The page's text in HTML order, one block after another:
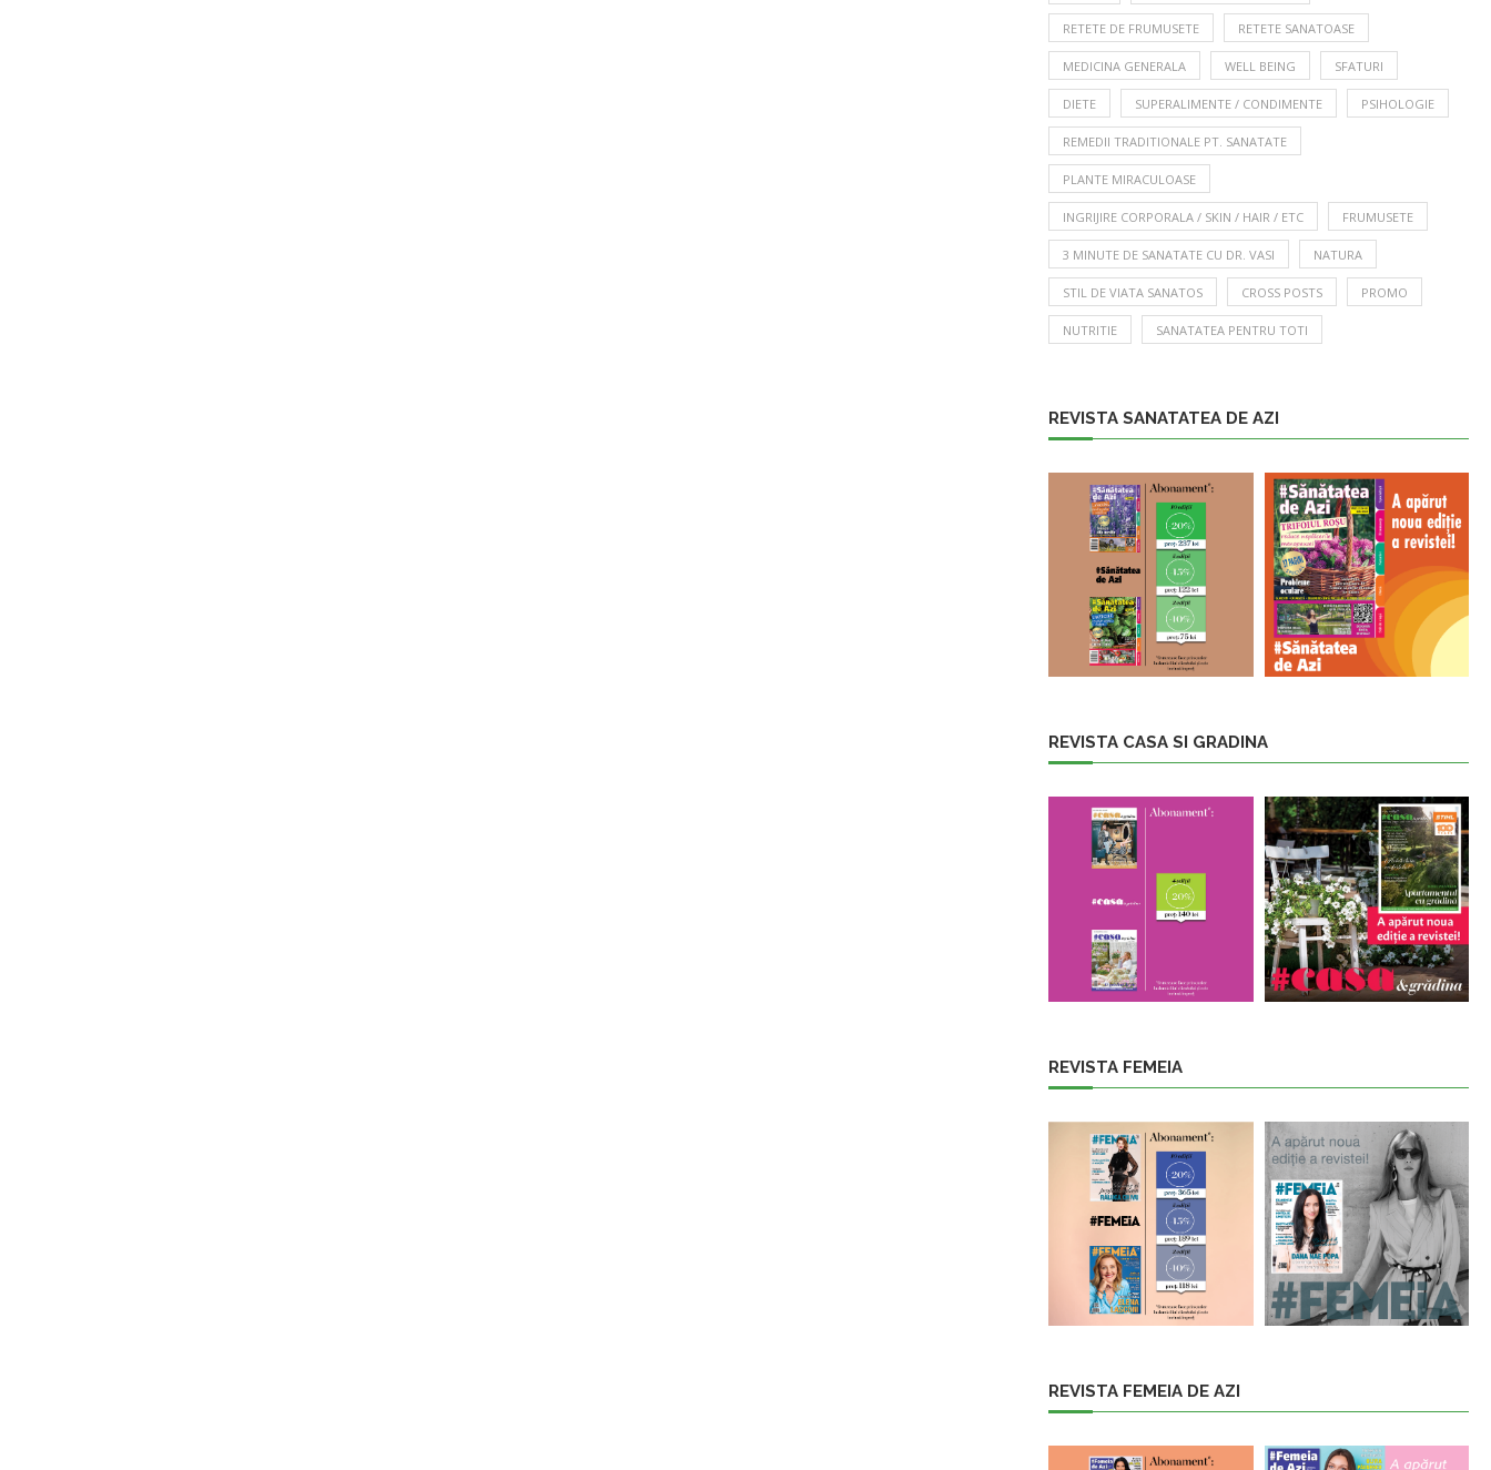
RETETE DE FRUMUSETE RETETE SANATOASE
MEDICINA GENERALA WELL BEING SFATURI
DIETE SUPERALIMENTE / CONDIMENTE PSIHOLOGIE
REMEDII TRADITIONALE PT. SANATATE
PLANTE MIRACULOASE
INGRIJIRE CORPORALA / SKIN / HAIR / ETC FRUMUSETE
3 MINUTE DE SANATATE CU DR. VASI NATURA
STIL DE VIATA SANATOS CROSS POSTS PROMO
NUTRITIE SANATATEA PENTRU TOTI
REVISTA SANATATEA DE AZI
REVISTA CASA SI GRADINA
REVISTA FEMEIA
REVISTA FEMEIA DE AZI